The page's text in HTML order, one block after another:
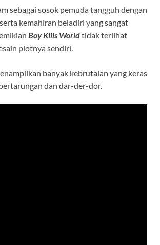
sebagai sosok pemuda tangguh dengan
kemahiran beladiri yang sangat
Boy Kills Worldtidak terlihat
plotnya sendiri.
banyak kebrutalan yang keras
dan dar-der-dor.